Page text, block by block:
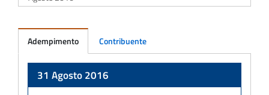
Adempimento Contribuente
31 Agosto 2016